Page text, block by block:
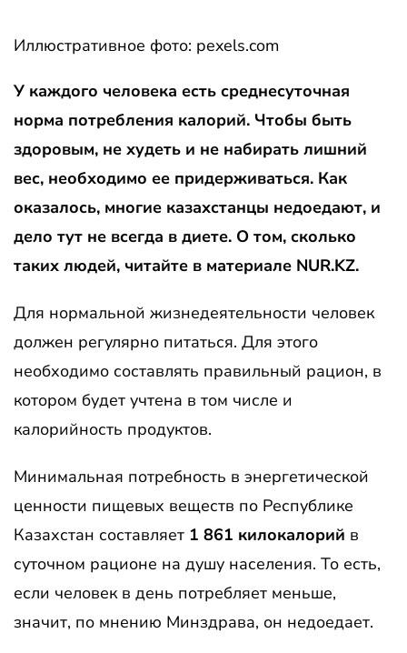
Иллюстративное фото: pexels.com
У каждого человека есть среднесуточная
норма потребления калорий. Чтобы быть
здоровым, не худеть и не набирать лишний
вес, необходимо ее придерживаться. Как
оказалось, многие казахстанцы недоедают, и
дело тут не всегда в диете. О том, сколько
таких людей, читайте в материале NUR.KZ.
Для нормальной жизнедеятельности человек
должен регулярно питаться. Для этого
необходимо составлять правильный рацион, в
котором будет учтена в том числе и
калорийность продуктов.
Минимальная потребность в энергетической
ценности пищевых веществ по Республике
Казахстан составляет 1 861 килокалорий в
суточном рационе на душу населения. То есть,
если человек в день потребляет меньше,
значит, по мнению Минздрава, он недоедает.